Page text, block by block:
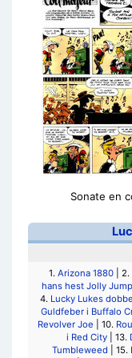
Sonate en
1. Arizona 1880 | 2.
hans hest Jolly
4. Lucky Lukes
Guldfeber i Buffalo
Revolver Joe | 10.
i Red City | 13.
Tumbleweed | 15.